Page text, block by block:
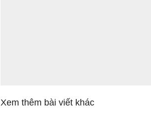
Xem thêm bài viết khác